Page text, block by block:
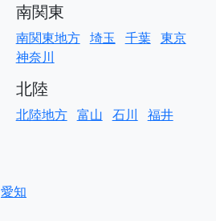
南関東
南関東地方 埼玉 千葉 東京
神奈川
北陸
北陸地方 富山 石川 福井
愛知